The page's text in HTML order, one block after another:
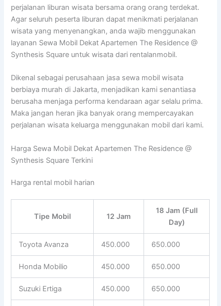
perjalanan liburan wisata bersama orang orang terdekat.
Agar seluruh peserta liburan dapat menikmati perjalanan
wisata yang menyenangkan, anda wajib menggunakan
layanan Sewa Mobil Dekat Apartemen The Residence @
Synthesis Square untuk wisata dari rentalanmobil.
Dikenal sebagai perusahaan jasa sewa mobil wisata
berbiaya murah di Jakarta, menjadikan kami senantiasa
berusaha menjaga performa kendaraan agar selalu prima.
Maka jangan heran jika banyak orang mempercayakan
perjalanan wisata keluarga menggunakan mobil dari kami.
Harga Sewa Mobil Dekat Apartemen The Residence @
Synthesis Square Terkini
Harga rental mobil harian
Tipe Mobil 12 Jam
18 Jam (Full
Day)
Toyota Avanza 450.000 650.000
Honda Mobilio 450.000 650.000
Suzuki Ertiga 450.000 650.000